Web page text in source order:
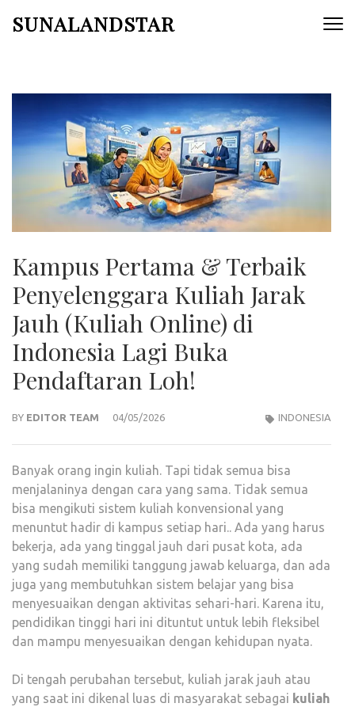
SUNALANDSTAR
Kampus Pertama & Terbaik
Penyelenggara Kuliah Jarak
Jauh (Kuliah Online) di
Indonesia Lagi Buka
Pendaftaran Loh!
BY EDITOR TEAM 04/05/2026 INDONESIA
Banyak orang ingin kuliah. Tapi tidak semua bisa
menjalaninya dengan cara yang sama. Tidak semua
bisa mengikuti sistem kuliah konvensional yang
menuntut hadir di kampus setiap hari.. Ada yang harus
bekerja, ada yang tinggal jauh dari pusat kota, ada
yang sudah memiliki tanggung jawab keluarga, dan ada
juga yang membutuhkan sistem belajar yang bisa
menyesuaikan dengan aktivitas sehari-hari. Karena itu,
pendidikan tinggi hari ini dituntut untuk lebih fleksibel
dan mampu menyesuaikan dengan kehidupan nyata.
Di tengah perubahan tersebut, kuliah jarak jauh atau
yang saat ini dikenal luas di masyarakat sebagai kuliah